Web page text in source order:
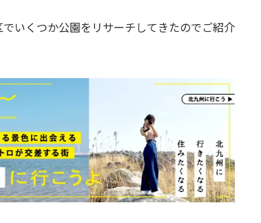
いくつか公園をリサーチしてきたのでご紹介